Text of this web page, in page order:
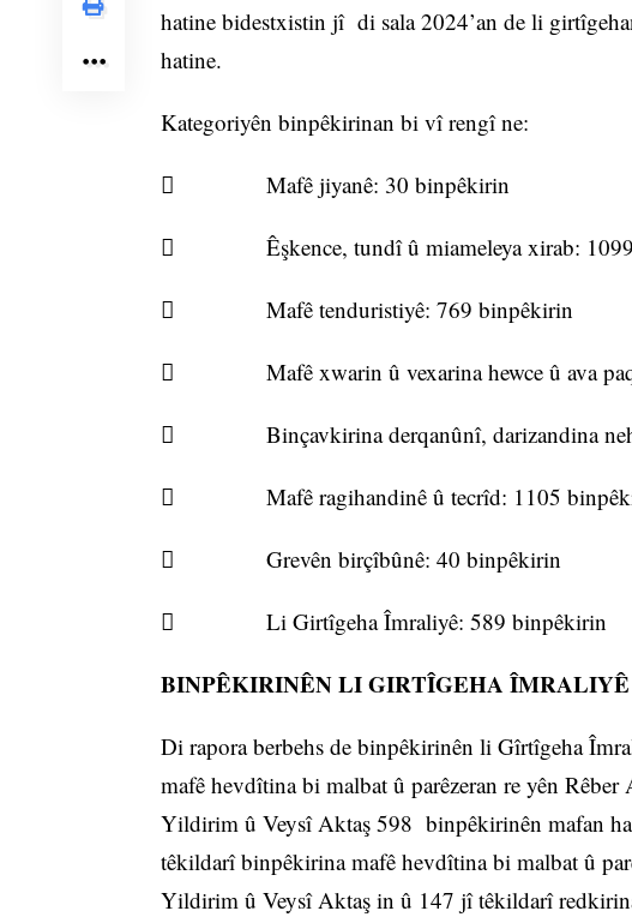
hatine bidestxistin jî di sala 2024’an de li
hatine.
Kategoriyên binpêkirinan bi vî rengî ne:
 Mafê jiyanê: 30 binpêkirin
 Êşkence, tundî û miameleya xirab: 1099
 Mafê tenduristiyê: 769 binpêkirin
 Mafê xwarin û vexarina hewce û ava
 Binçavkirina derqanûnî, darizandina
 Mafê ragihandinê û tecrîd: 1105
 Grevên birçîbûnê: 40 binpêkirin
 Li Girtîgeha Îmraliyê: 589 binpêkirin
BINPÊKIRINÊN LI GIRTÎGEHA ÎMRALIYÊ
Di rapora berbehs de binpêkirinên li Gîrtîgeha
mafê hevdîtina bi malbat û parêzeran re yên
Yildirim û Veysî Aktaş 598 binpêkirinên mafan
têkildarî binpêkirina mafê hevdîtina bi malbat û
Yildirim û Veysî Aktaş in û 147 jî têkildarî